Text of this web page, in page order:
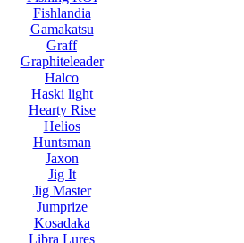
Fishlandia
Gamakatsu
Graff
Graphiteleader
Halco
Haski light
Hearty Rise
Helios
Huntsman
Jaxon
Jig It
Jig Master
Jumprize
Kosadaka
Libra Lures